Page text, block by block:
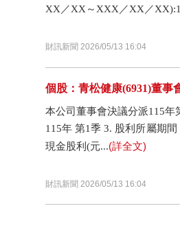
XX／XX～XXX／XX／
財訊新聞 2026/05/13 16:04
個股：青松健康(6931)董事
本公司董事會決議分派115年
115年 第1季 3. 股利所屬期
現金股利(元...(詳全文)
財訊新聞 2026/05/13 16:04